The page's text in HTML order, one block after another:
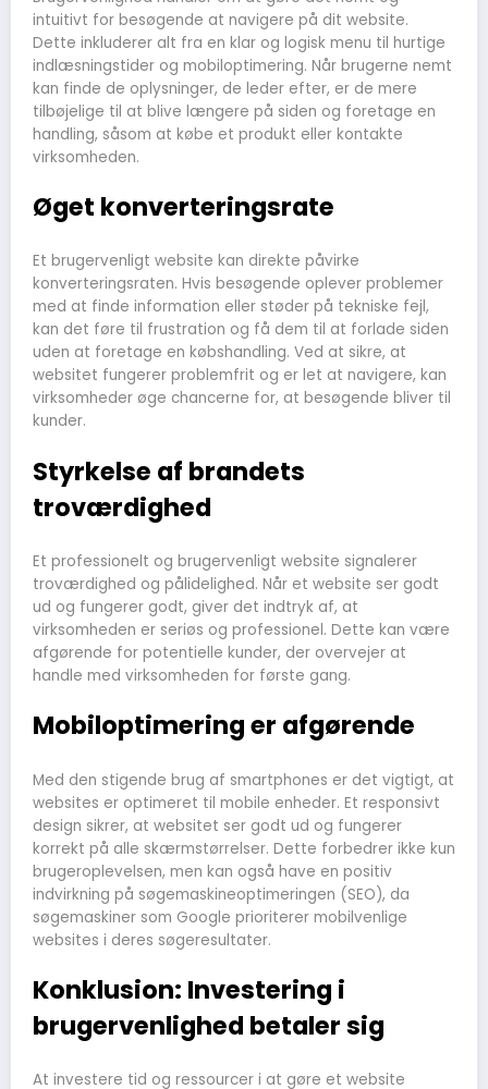
intuitivt for besøgende at navigere på dit website.
Dette inkluderer alt fra en klar og logisk menu til hurtige
indlæsningstider og mobiloptimering. Når brugerne nemt
kan finde de oplysninger, de leder efter, er de mere
tilbøjelige til at blive længere på siden og foretage en
handling, såsom at købe et produkt eller kontakte
virksomheden.
Øget konverteringsrate
Et brugervenligt website kan direkte påvirke
konverteringsraten. Hvis besøgende oplever problemer
med at finde information eller støder på tekniske fejl,
kan det føre til frustration og få dem til at forlade siden
uden at foretage en købshandling. Ved at sikre, at
websitet fungerer problemfrit og er let at navigere, kan
virksomheder øge chancerne for, at besøgende bliver til
kunder.
Styrkelse af brandets
troværdighed
Et professionelt og brugervenligt website signalerer
troværdighed og pålidelighed. Når et website ser godt
ud og fungerer godt, giver det indtryk af, at
virksomheden er seriøs og professionel. Dette kan være
afgørende for potentielle kunder, der overvejer at
handle med virksomheden for første gang.
Mobiloptimering er afgørende
Med den stigende brug af smartphones er det vigtigt, at
websites er optimeret til mobile enheder. Et responsivt
design sikrer, at websitet ser godt ud og fungerer
korrekt på alle skærmstørrelser. Dette forbedrer ikke kun
brugeroplevelsen, men kan også have en positiv
indvirkning på søgemaskineoptimeringen (SEO), da
søgemaskiner som Google prioriterer mobilvenlige
websites i deres søgeresultater.
Konklusion: Investering i
brugervenlighed betaler sig
At investere tid og ressourcer i at gøre et website